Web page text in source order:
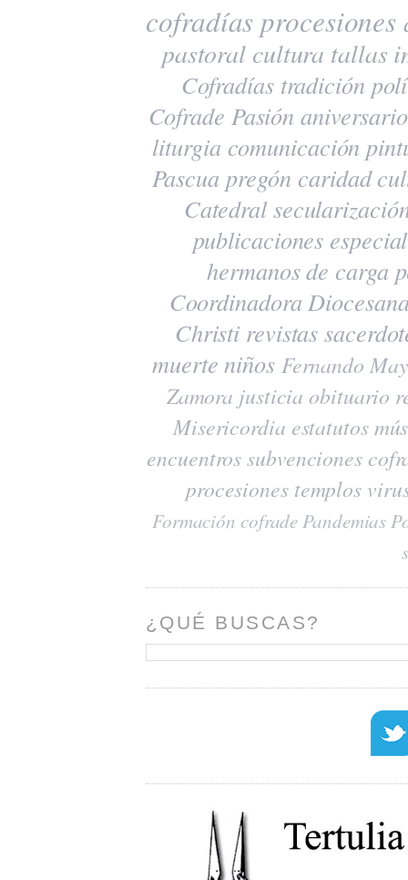
cofradías procesiones
pastoral cultura tallas
Cofradías tradición
Cofrade Pasión
liturgia comunicación
Pascua pregón caridad
Catedral
publicaciones
hermanos de carga
Coordinadora
Christi revistas
muerte niños Fernando
Zamora justicia obituario
Misericordia estatutos
encuentrossubvenciones
procesiones templos
Formación cofradePandemias
¿QUÉ BUSCAS?